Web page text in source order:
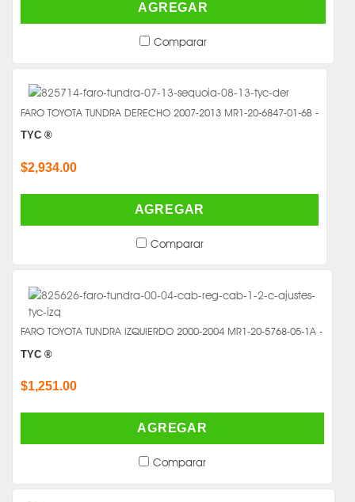
AGREGAR
Comparar
FARO TOYOTA TUNDRA DERECHO 2007-2013 MR1-20-6847-01-6B -
TYC ®
$2,934.00
AGREGAR
Comparar
FARO TOYOTA TUNDRA IZQUIERDO 2000-2004 MR1-20-5768-05-1A -
TYC ®
$1,251.00
AGREGAR
Comparar